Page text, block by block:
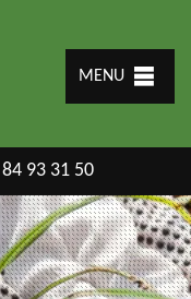
MENU
93 31 50